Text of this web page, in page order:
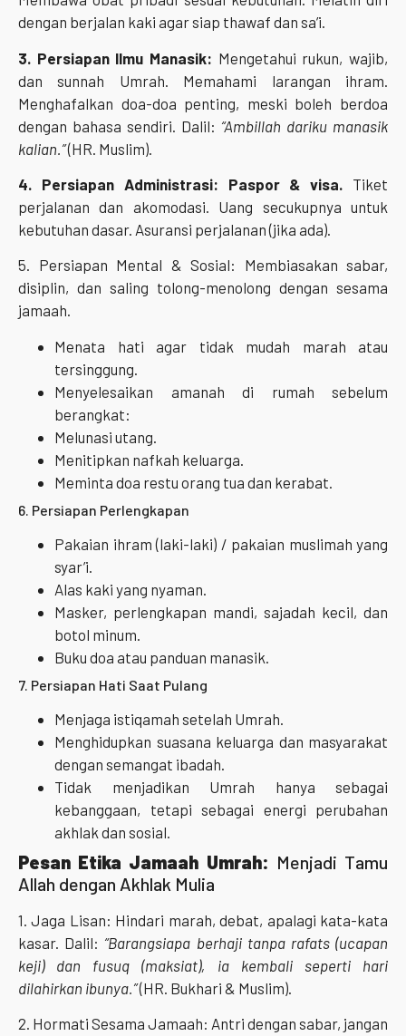
dengan berjalan kaki agar siap thawaf dan sa’i.
3. Persiapan Ilmu Manasik: Mengetahui rukun, wajib,
dan sunnah Umrah. Memahami larangan ihram.
Menghafalkan doa-doa penting, meski boleh berdoa
dengan bahasa sendiri. Dalil: “Ambillah dariku manasik
kalian.”(HR. Muslim).
4. Persiapan Administrasi: Paspor & visa. Tiket
perjalanan dan akomodasi. Uang secukupnya untuk
kebutuhan dasar. Asuransi perjalanan (jika ada).
5. Persiapan Mental & Sosial: Membiasakan sabar,
disiplin, dan saling tolong-menolong dengan sesama
jamaah.
Menata hati agar tidak mudah marah atau
tersinggung.
Menyelesaikan amanah di rumah sebelum
berangkat:
Melunasi utang.
Menitipkan nafkah keluarga.
Meminta doa restu orang tua dan kerabat.
6. Persiapan Perlengkapan
Pakaian ihram (laki-laki) / pakaian muslimah yang
syar’i.
Alas kaki yang nyaman.
Masker, perlengkapan mandi, sajadah kecil, dan
botol minum.
Buku doa atau panduan manasik.
7. Persiapan Hati Saat Pulang
Menjaga istiqamah setelah Umrah.
Menghidupkan suasana keluarga dan masyarakat
dengan semangat ibadah.
Tidak menjadikan Umrah hanya sebagai
kebanggaan, tetapi sebagai energi perubahan
akhlak dan sosial.
Pesan Etika Jamaah Umrah: Menjadi Tamu
Allah dengan Akhlak Mulia
1. Jaga Lisan: Hindari marah, debat, apalagi kata-kata
kasar. Dalil: “Barangsiapa berhaji tanpa rafats (ucapan
keji) dan fusuq (maksiat), ia kembali seperti hari
dilahirkan ibunya.”(HR. Bukhari & Muslim).
2. Hormati Sesama Jamaah: Antri dengan sabar, jangan